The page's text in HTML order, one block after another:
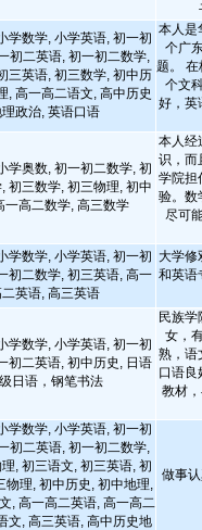
学数学, 小学英语, 初一初
初二英语, 初一初二数学,
三英语, 初三数学, 初中历
, 高一高二语文, 高中历史
政治, 英语口语
本人是
个广
题。
个文
好，英
学奥数, 初一初二数学, 初
初三数学, 初三物理, 初中
一高二数学, 高三数学
本人经
识，而
学院担
验。数
尽可
学数学, 小学英语, 初一初
初二数学, 初三英语, 高一
英语, 高三英语
大学修
和英语
学数学, 小学英语, 初一初
初二英语, 初中历史, 日语
日语，钢笔书法
民族
女，
熟，语
口语良
教材
学数学, 小学英语, 初一初
初二英语, 初一初二数学,
, 初三语文, 初三英语, 初
物理, 初中历史, 初中地理,
, 高一高二英语, 高一高二
文, 高三英语, 高中历史地
做事